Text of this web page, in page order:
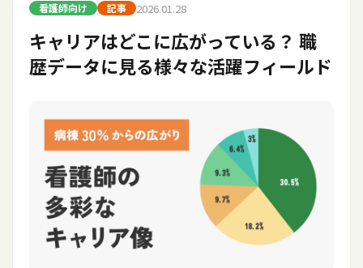
看護師向け 記事 2026.01.28
キャリアはどこに広がっている？ 職
歴データに見る様々な活躍フィールド